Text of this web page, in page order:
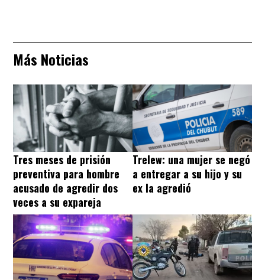
Más Noticias
Tres meses de prisión
preventiva para hombre
acusado de agredir dos
veces a su expareja
Trelew: una mujer se negó
a entregar a su hijo y su
ex la agredió